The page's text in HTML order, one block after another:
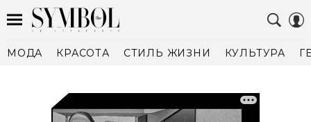
МОДА КРАСОТА СТИЛЬ ЖИЗНИ КУЛЬТУРА